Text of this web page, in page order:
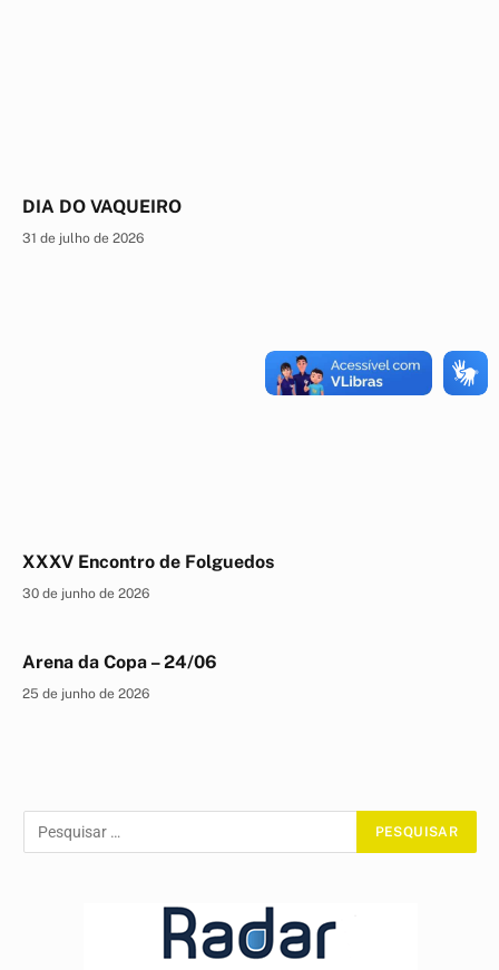
DIA DO VAQUEIRO
31 de julho de 2026
XXXV Encontro de Folguedos
30 de junho de 2026
Arena da Copa – 24/06
25 de junho de 2026